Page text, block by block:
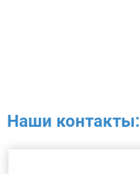
Наши контакты: